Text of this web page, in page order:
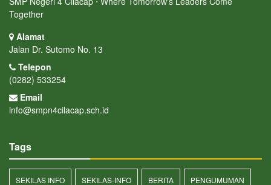
Together
Alamat
Jalan Dr. Sutomo No. 13
Telepon
(0282) 533254
Email
info@smpn4cilacap.sch.id
Tags
SEKILAS INFO SEKILAS-INFO BERITA PENGUMUMAN